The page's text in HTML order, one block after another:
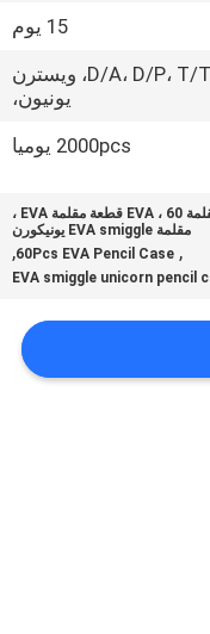
15 يوم
خطاب الاعتماد، D/A، D/P، T/T، ويسترن
يونيون،
2000pcs يوميا
60 قطعة يونيكورن مقلمة EVA ، 60 قطعة مقلمة EVA ،
مقلمة EVA smiggle يونيكورن
,
60Pcs EVA Pencil Case
,
EVA smiggle unicorn pencil